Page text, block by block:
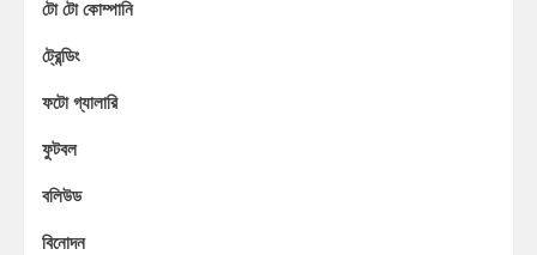
টো টো কোম্পানি
ট্রেন্ডিং
ফটো গ্যালারি
ফুটবল
বলিউড
বিনোদন